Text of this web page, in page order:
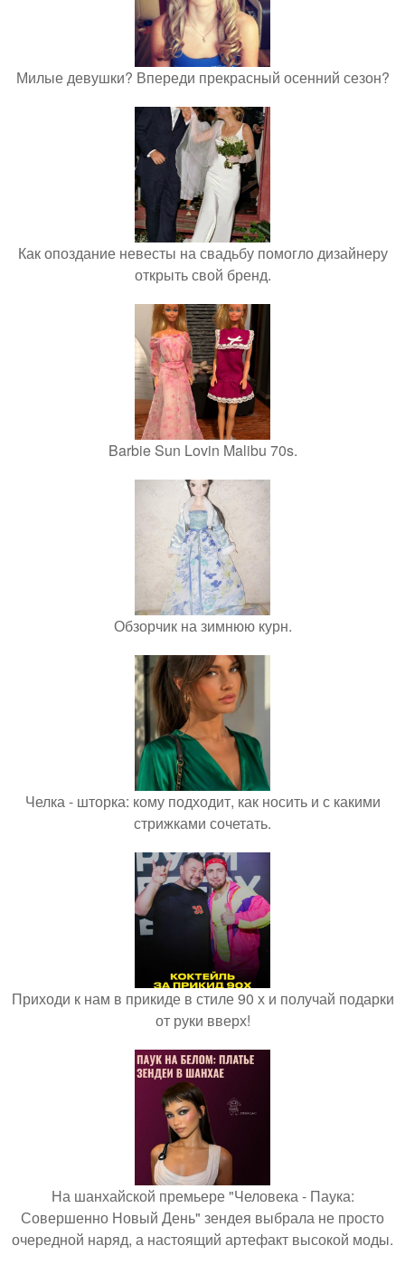
Милые девушки? Впереди прекрасный осенний сезон?
Как опоздание невесты на свадьбу помогло дизайнеру
открыть свой бренд.
Barbie Sun Lovin Malibu 70s.
Обзорчик на зимнюю курн.
Челка - шторка: кому подходит, как носить и с какими
стрижками сочетать.
Приходи к нам в прикиде в стиле 90 х и получай подарки
от руки вверх!
На шанхайской премьере "Человека - Паука:
Совершенно Новый День" зендея выбрала не просто
очередной наряд, а настоящий артефакт высокой моды.